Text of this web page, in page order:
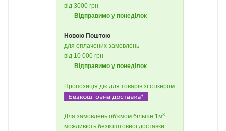
від 3000 грн
Відправимо у понеділок
Новою Поштою
для оплачених замовлень
від 10 000 грн
Відправимо у понеділок
Пропозиція діє для товарів зі стікером
Для замовлень об'ємом більше 1м3
можливість безкоштовної доставки